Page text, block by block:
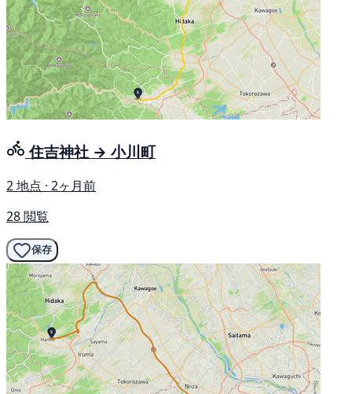
住吉神社 → 小川町
2 地点 · 2ヶ月前
28 閲覧
保存